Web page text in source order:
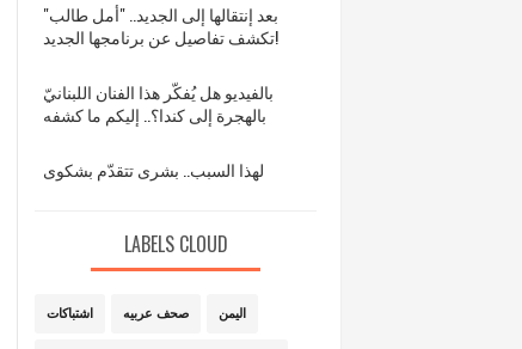
بعد إنتقالها إلى الجديد.. "أمل طالب"
تكشف تفاصيل عن برنامجها الجديد!
بالفيديو هل يُفكّر هذا الفنان اللبنانيّ
بالهجرة إلى كندا؟.. إليكم ما كشفه
لهذا السبب.. بشرى تتقدّم بشكوى
LABELS CLOUD
اشتباكات صحف عربيه اليمن